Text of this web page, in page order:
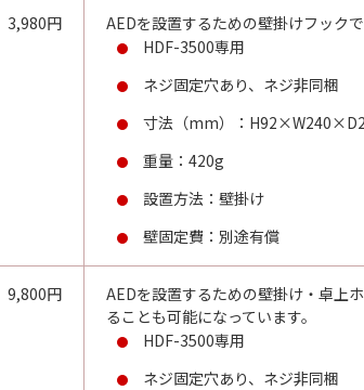
3,980円
AEDを設置するための壁掛けフックで
HDF-3500専用
ネジ固定穴あり、ネジ非同梱
寸法（mm）：
重量：420g
設置方法：壁掛け
壁固定費：別途有償
9,800円
AEDを設置するための壁掛け・卓上
ることも可能になっています。
HDF-3500専用
ネジ固定穴あり、ネジ非同梱